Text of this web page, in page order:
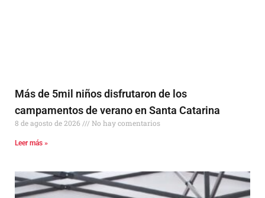
Más de 5mil niños disfrutaron de los
campamentos de verano en Santa Catarina
8 de agosto de 2026 No hay comentarios
Leer más »